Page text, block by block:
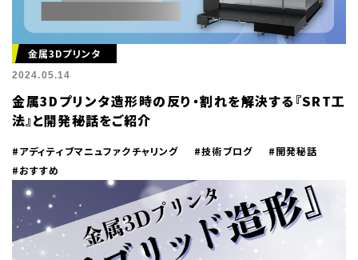
金属3Dプリンタ
2024.05.14
金属3Dプリンタ造形時の反り・割れを解決する『SRT工
法』と開発秘話をご紹介
#アディティブマニュファクチャリング #技術ブログ
#開発秘話
#おすすめ